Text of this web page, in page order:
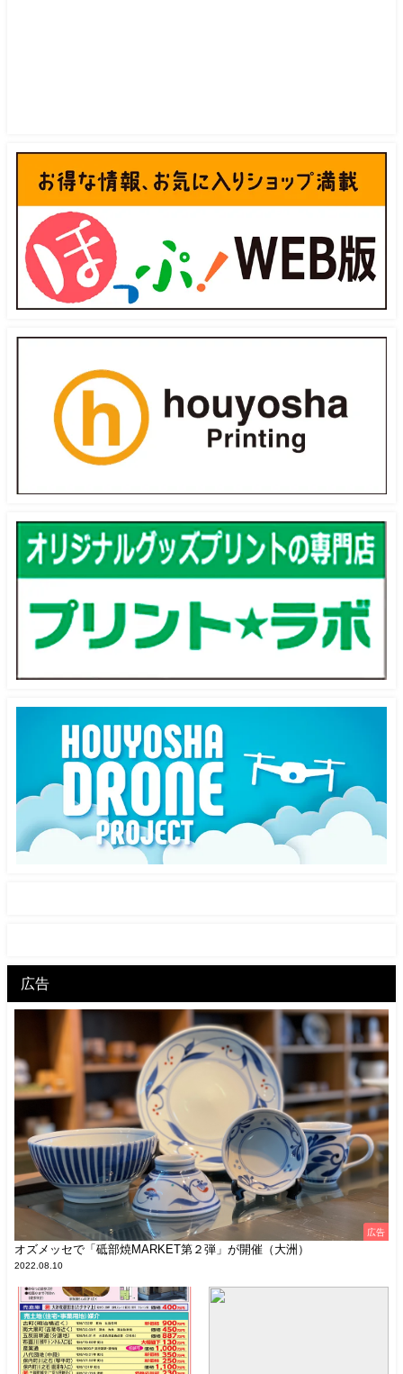
広告
広告
オズメッセで「砥部焼MARKET第２弾」が開催（大洲）
2022.08.10